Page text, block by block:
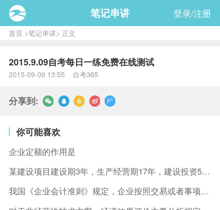
笔记串讲 登录/注册
首页>笔记串讲> 正文
2015.9.09自考每日一练免费在线测试
2015-09-09 13:55 自考365
分享到:
你可能喜欢
企业定额的作用是
某建设项目建设期3年，生产经营期17年，建设投资5500万元
我国《企业会计准则》规定，企业按照交易或者事项的经济特征确定